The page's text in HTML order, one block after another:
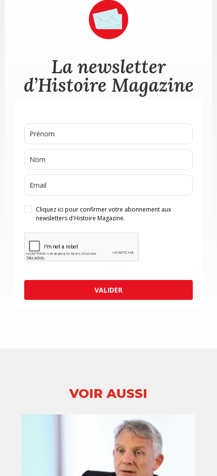
La newsletter
d’Histoire Magazine
Cliquez ici pour confirmer votre abonnement aux
newsletters d'Histoire Magazine.
VALIDER
VOIR AUSSI